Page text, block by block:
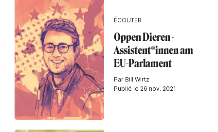
ÉCOUTER
Oppen Dieren -
Assistent*innen am
EU-Parlament
Par Bill Wirtz
Publié le 26 nov. 2021